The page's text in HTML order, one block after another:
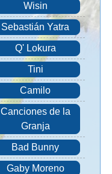
Wisin
Sebastián Yatra
Q' Lokura
Tini
Camilo
Canciones de la
Granja
Bad Bunny
Gaby Moreno